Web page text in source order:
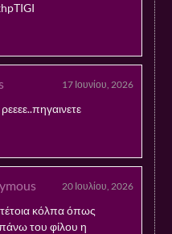
17 Ιουνίου, 2026
20 Ιουλίου, 2026
τέτοια κόλπα όπως
του φίλου η